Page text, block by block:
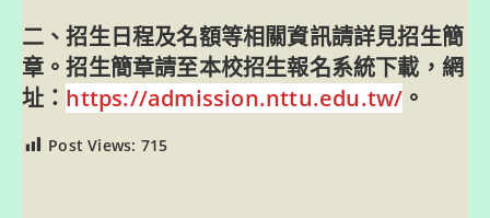
二、招生日程及名額等相關資訊請詳見招生簡
章。招生簡章請至本校招生報名系統下載，網
址： https://admission.nttu.edu.tw/ 。
Post Views: 715